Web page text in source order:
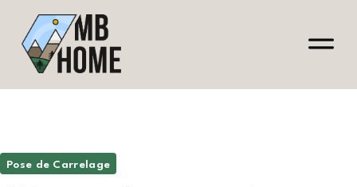
Pose de Carrelage